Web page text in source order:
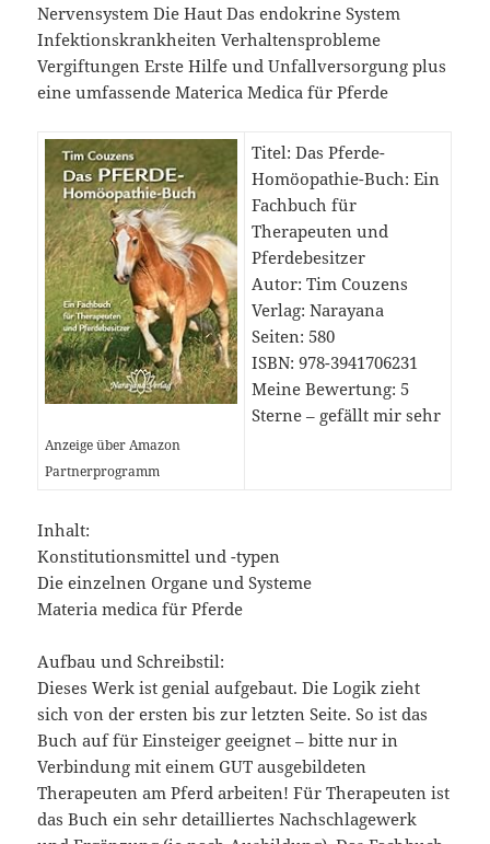
Nervensystem Die Haut Das endokrine System
Infektionskrankheiten Verhaltensprobleme
Vergiftungen Erste Hilfe und Unfallversorgung plus
eine umfassende Materica Medica für Pferde
Anzeige über Amazon
Partnerprogramm
Titel: Das Pferde-
Homöopathie-Buch: Ein
Fachbuch für
Therapeuten und
Pferdebesitzer
Autor: Tim Couzens
Verlag: Narayana
Seiten: 580
ISBN: 978-3941706231
Meine Bewertung: 5
Sterne – gefällt mir sehr
Inhalt:
Konstitutionsmittel und -typen
Die einzelnen Organe und Systeme
Materia medica für Pferde
Aufbau und Schreibstil:
Dieses Werk ist genial aufgebaut. Die Logik zieht
sich von der ersten bis zur letzten Seite. So ist das
Buch auf für Einsteiger geeignet – bitte nur in
Verbindung mit einem GUT ausgebildeten
Therapeuten am Pferd arbeiten! Für Therapeuten ist
das Buch ein sehr detailliertes Nachschlagewerk